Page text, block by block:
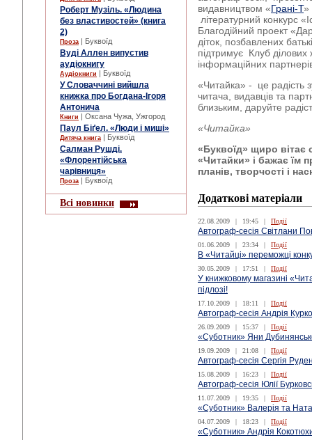
Роберт Музіль. «Людина
без властивостей» (книга
2)
Проза | Буквоїд
Вуді Аллен випустив
аудіокнигу
Аудіокниги | Буквоїд
У Словаччині вийшла
книжка про Богдана-Ігоря
Антонича
Книги | Оксана Чужа, Ужгород
Паул Біґел. «Люди і миші»
Дитяча книга | Буквоїд
Салман Рушді.
«Флорентійська
чарівниця»
Проза | Буквоїд
Всі новинки
видавництвом «Грані-Т»
літературний конкурс
Благодійний проект
діток, позбавлених
підтримує Клуб ділових
інформаційних
«Читайка» - це радість
читача, видавців та
близьким, даруйте
«Читайка»
«Буквоїд» щиро вітає
«Читайки» і бажає їм
планів, творчості і
Додаткові матеріали
22.08.2009 | 19:45 | Події
Автограф-сесія Світлани
01.06.2009 | 23:34 | Події
В «Читайці» переможці
30.05.2009 | 17:51 | Події
У книжковому магазині
підлозі!
17.10.2009 | 18:11 | Події
Автограф-сесія Андрія
26.09.2009 | 15:37 | Події
«Суботник» Яни
19.09.2009 | 21:08 | Події
Автограф-сесія Сергія
15.08.2009 | 16:23 | Події
Автограф-сесія Юлії
11.07.2009 | 19:35 | Події
«Суботник» Валерія та
04.07.2009 | 18:23 | Події
«Суботник» Андрія